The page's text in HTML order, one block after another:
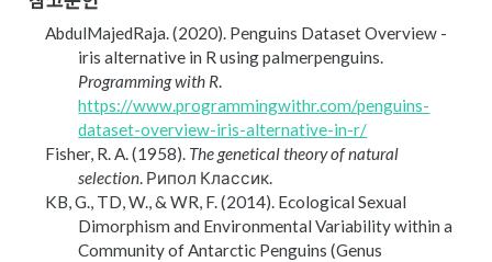
AbdulMajedRaja. (2020). Penguins Dataset Overview -
iris alternative in R usingpalmerpenguins.
Programming with R.
https://www.programmingwithr.com/penguins-
dataset-overview-iris-alternative-in-r/
Fisher, R. A. (1958). The genetical theory of natural
selection. Рипол Классик.
KB, G., TD, W., & WR, F. (2014). Ecological Sexual
Dimorphism and Environmental Variability within a
Community of Antarctic Penguins (Genus